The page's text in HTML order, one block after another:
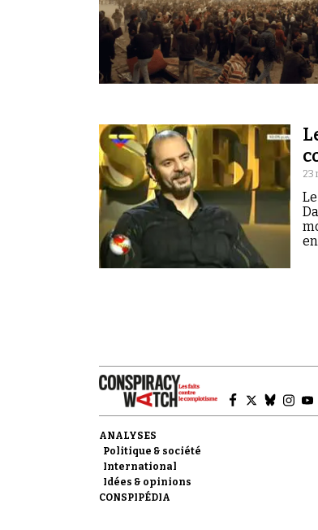
23
ANALYSES
Politique & société
International
Idées & opinions
CONSPIPÉDIA